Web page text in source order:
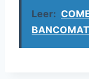
Leer: